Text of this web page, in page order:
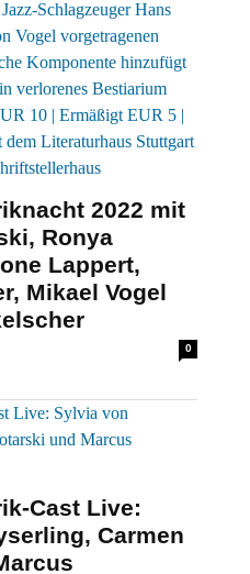
2022 mit
Ronya
Lappert,
Mikael Vogel
0
Cast Live:
Carmen